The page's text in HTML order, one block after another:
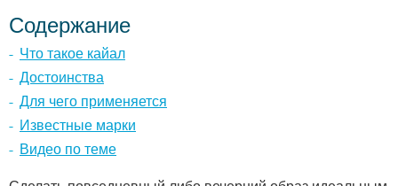
Содержание
Что такое кайал
Достоинства
Для чего применяется
Известные марки
Видео по теме